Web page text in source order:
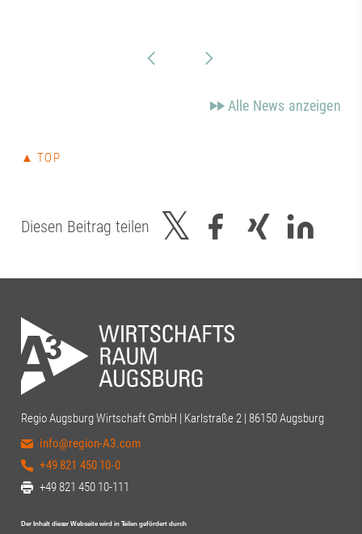
Alle News anzeigen
▲ TOP
Diesen Beitrag teilen
Regio Augsburg Wirtschaft GmbH | Karlstraße 2 | 86150 Augsburg
info@region-A3.com
+49 821 450 10-0
+49 821 450 10-111